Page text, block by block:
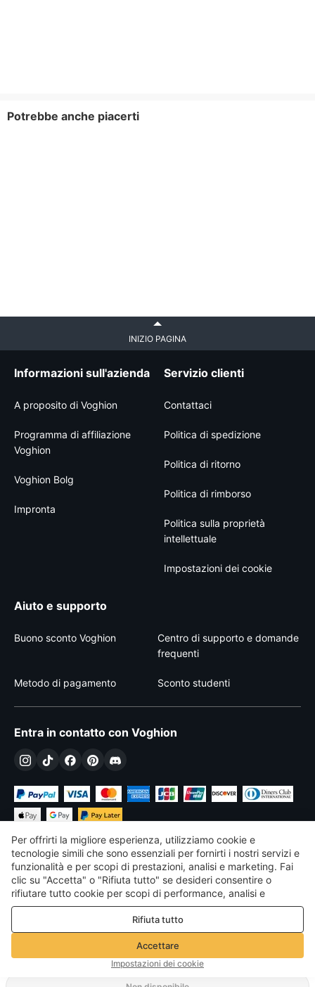
Potrebbe anche piacerti
INIZIO PAGINA
Informazioni sull'azienda
A proposito di Voghion
Programma di affiliazione
Voghion
Voghion Bolg
Impronta
Servizio clienti
Contattaci
Politica di spedizione
Politica di ritorno
Politica di rimborso
Politica sulla proprietà
intellettuale
Impostazioni dei cookie
Aiuto e supporto
Buono sconto Voghion
Centro di supporto e domande
frequenti
Metodo di pagamento Sconto studenti
Entra in contatto con Voghion
€ EUR Italy
©2026 Voghion
Termini & Condizioni
Politica sulla privacy e sui cookie
Linee guida della community
Per offrirti la migliore esperienza, utilizziamo cookie e
tecnologie simili che sono essenziali per fornirti i nostri servizi e
funzionalità e per scopi di prestazioni, analisi e marketing. Fai
clic su "Accetta" o "Rifiuta tutto" se desideri consentire o
rifiutare tutto cookie per scopi di performance, analisi e
marketing. Per maggiori dettagli consultare la nostraPolitica
Rifiuta tutto
Accettare
Impostazioni dei cookie